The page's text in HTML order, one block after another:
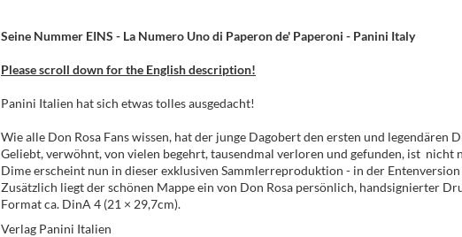
Seine Nummer EINS - La Numero Uno di Paperon de' Paperoni - Panini Italy
Please scroll down for the English description!
Panini Italien hat sich etwas tolles ausgedacht!
Wie alle Don Rosa Fans wissen, hat der junge Dagobert den ersten und legendären
Geliebt, verwöhnt, von vielen begehrt, tausendmal verloren und gefunden, ist nicht
Dime erscheint nun in dieser exklusiven Sammlerreproduktion - in der
Zusätzlich liegt der schönen Mappe ein von Don Rosa persönlich, handsignierter
Format ca. DinA 4 (21 × 29,7cm).
Verlag Panini Italien